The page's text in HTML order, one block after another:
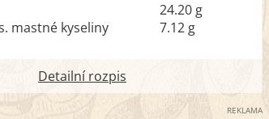
mastné kyseliny
24.20 g
7.12 g
Detailní rozpis
REKLAMA